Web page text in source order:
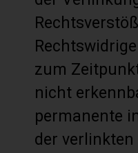
zum
nicht
permanente
der